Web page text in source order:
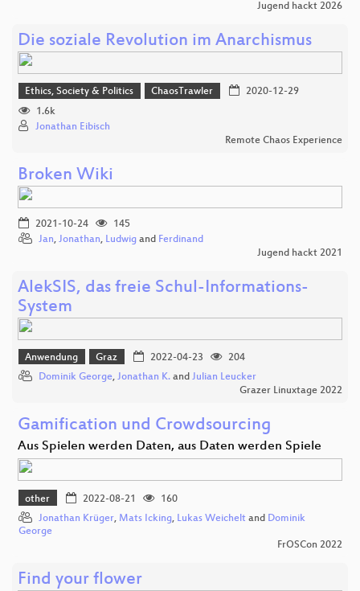
Jugend hackt 2026
Die soziale Revolution im Anarchismus
Ethics, Society & Politics ChaosTrawler
2020-12-29
1.6k
Jonathan Eibisch
Remote Chaos Experience
Broken Wiki
2021-10-24
145
Jan, Jonathan, Ludwig and Ferdinand
Jugend hackt 2021
AlekSIS, das freie Schul-Informations-
System
Anwendung Graz 2022-04-23
204
Dominik George, Jonathan K. and Julian Leucker
Grazer Linuxtage 2022
Gamification und Crowdsourcing
Aus Spielen werden Daten, aus Daten werden Spiele
other 2022-08-21
160
Jonathan Krüger, Mats Icking, Lukas Weichelt and Dominik
George
FrOSCon 2022
Find your flower